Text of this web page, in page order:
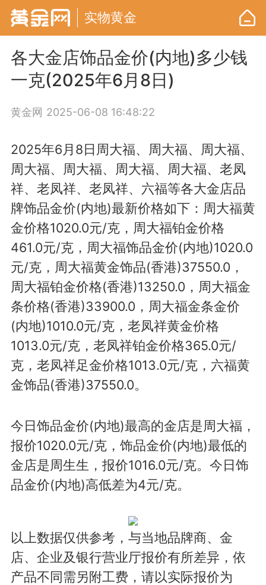
实物黄金
各大金店饰品金价(内地)多少钱
一克(2025年6月8日)
黄金网 2025-06-08 16:48:22
2025年6月8日周大福、周大福、周大福、
周大福、周大福、周大福、周大福、老凤
祥、老凤祥、老凤祥、六福等各大金店品
牌饰品金价(内地)最新价格如下：周大福黄
金价格1020.0元/克，周大福铂金价格
461.0元/克，周大福饰品金价(内地)1020.0
元/克，周大福黄金饰品(香港)37550.0，
周大福铂金价格(香港)13250.0，周大福金
条价格(香港)33900.0，周大福金条金价
(内地)1010.0元/克，老凤祥黄金价格
1013.0元/克，老凤祥铂金价格365.0元/
克，老凤祥足金价格1013.0元/克，六福黄
金饰品(香港)37550.0。
今日饰品金价(内地)最高的金店是周大福，
报价1020.0元/克，饰品金价(内地)最低的
金店是周生生，报价1016.0元/克。今日饰
品金价(内地)高低差为4元/克。
以上数据仅供参考，与当地品牌商、金
店、企业及银行营业厅报价有所差异，依
产品不同需另附工费，请以实际报价为